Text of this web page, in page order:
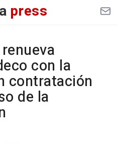
press
con la
contratación
de la